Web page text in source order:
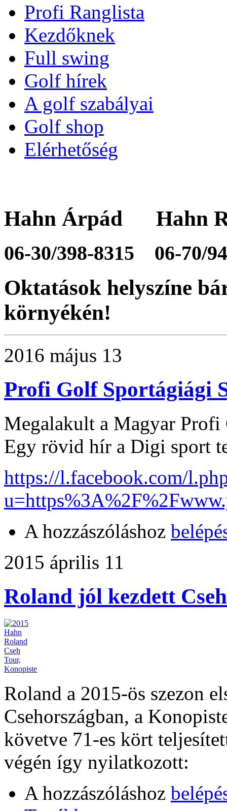
Profi Ranglista
Kezdőknek
Full swing
Golf hírek
A golf szabályai
Golf shop
Elérhetőség
Hahn Árpád Hahn
06-30/398-8315 06-70/
Oktatások helyszíne
környékén!
2016 május 13
Profi Golf Sportágiági
Megalakult a Magyar Profi
Egy rövid hír a Digi sport
https://l.facebook.com/
A hozzászóláshoz
2015 április 11
Roland jól kezdett
Roland a 2015-ös szezon
Csehországban, a
követve 71-es kört
végén így nyilatkozott:
A hozzászóláshoz